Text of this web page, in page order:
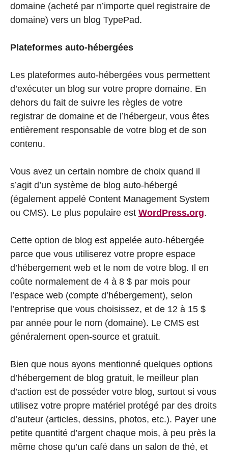
domaine (acheté par n’importe quel registraire de
domaine) vers un blog TypePad.
Plateformes auto-hébergées
Les plateformes auto-hébergées vous permettent
d’exécuter un blog sur votre propre domaine. En
dehors du fait de suivre les règles de votre
registrar de domaine et de l’hébergeur, vous êtes
entièrement responsable de votre blog et de son
contenu.
Vous avez un certain nombre de choix quand il
s’agit d’un système de blog auto-hébergé
(également appelé Content Management System
ou CMS). Le plus populaire est WordPress.org.
Cette option de blog est appelée auto-hébergée
parce que vous utiliserez votre propre espace
d’hébergement web et le nom de votre blog. Il en
coûte normalement de 4 à 8 $ par mois pour
l’espace web (compte d’hébergement), selon
l’entreprise que vous choisissez, et de 12 à 15 $
par année pour le nom (domaine). Le CMS est
généralement open-source et gratuit.
Bien que nous ayons mentionné quelques options
d’hébergement de blog gratuit, le meilleur plan
d’action est de posséder votre blog, surtout si vous
utilisez votre propre matériel protégé par des droits
d’auteur (articles, dessins, photos, etc.). Payer une
petite quantité d’argent chaque mois, à peu près la
même chose qu’un café dans un salon de thé, et